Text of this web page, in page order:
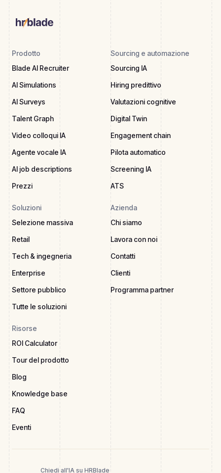
Prodotto
Blade AI Recruiter
AI Simulations
AI Surveys
Talent Graph
Video colloqui IA
Agente vocale IA
AI job descriptions
Prezzi
Sourcing e automazione
Sourcing IA
Hiring predittivo
Valutazioni cognitive
Digital Twin
Engagement chain
Pilota automatico
Screening IA
ATS
Soluzioni
Selezione massiva
Retail
Tech & ingegneria
Enterprise
Settore pubblico
Tutte le soluzioni
Azienda
Chi siamo
Lavora con noi
Contatti
Clienti
Programma partner
Risorse
ROI Calculator
Tour del prodotto
Blog
Knowledge base
FAQ
Eventi
Chiedi all'IA su HRBlade